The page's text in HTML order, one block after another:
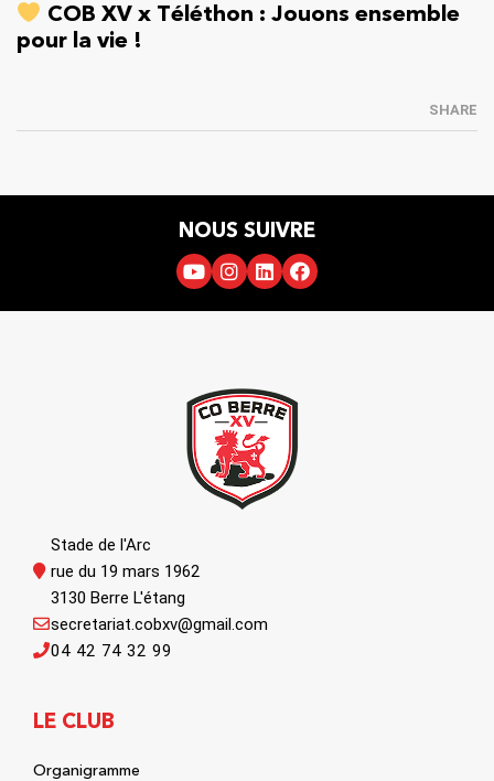
COB XV x Téléthon : Jouons ensemble
pour la vie !
SHARE
NOUS SUIVRE
Stade de l'Arc
rue du 19 mars 1962
3130 Berre L'étang
04 42 74 32 99
secretariat.cobxv@gmail.com
LE CLUB
Organigramme